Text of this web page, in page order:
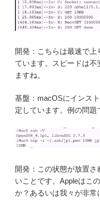
開発：こちらは最速で
ています。スピードは不
ますね。
基盤：macOSにインス
定しています。例の問題
開発：この状態が放置
いことです。Appleはこ
か？あるいは我々が非